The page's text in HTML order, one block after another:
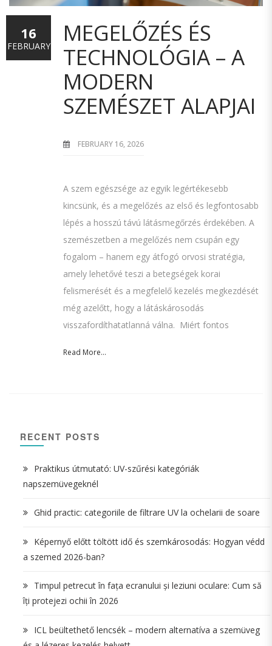
MEGELŐZÉS ÉS
TECHNOLÓGIA – A
MODERN
SZEMÉSZET ALAPJAI
FEBRUARY 16, 2026
A szem egészsége az egyik legértékesebb
kincsünk, és a megelőzés az első és legfontosabb
lépés a hosszú távú látásmegőrzés érdekében. A
szemészetben a megelőzés nem csupán egy
fogalom – hanem egy átfogó orvosi stratégia,
amely lehetővé teszi a betegségek korai
felismerését és a megfelelő kezelés megkezdését
még azelőtt, hogy a látáskárosodás
visszafordíthatatlanná válna. Miért fontos
Read More...
16
FEBRUARY
RECENT POSTS
Praktikus útmutató: UV-szűrési kategóriák
napszemüvegeknél
Ghid practic: categoriile de filtrare UV la ochelarii de soare
Képernyő előtt töltött idő és szemkárosodás: Hogyan védd
a szemed 2026-ban?
Timpul petrecut în fața ecranului și leziuni oculare: Cum să
îți protejezi ochii în 2026
ICL beültethető lencsék – modern alternatíva a szemüveg